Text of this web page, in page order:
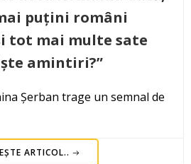
puțini români
tot mai multe sate
amintiri?”
Șerban trage un semnal de
ARTICOL..